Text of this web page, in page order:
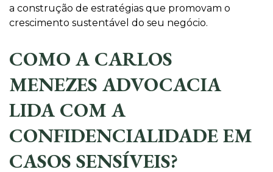
a construção de estratégias que promovam o
crescimento sustentável do seu negócio.
COMO A CARLOS
MENEZES ADVOCACIA
LIDA COM A
CONFIDENCIALIDADE EM
CASOS SENSÍVEIS?